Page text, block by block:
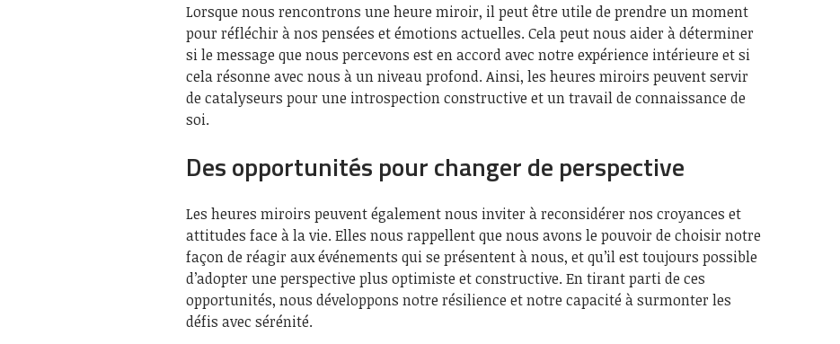
Lorsque nous rencontrons une heure miroir, il peut être utile de prendre un moment
pour réfléchir à nos pensées et émotions actuelles. Cela peut nous aider à déterminer
si le message que nous percevons est en accord avec notre expérience intérieure et si
cela résonne avec nous à un niveau profond. Ainsi, les heures miroirs peuvent servir
de catalyseurs pour une introspection constructive et un travail de connaissance de
soi.
Des opportunités pour changer de perspective
Les heures miroirs peuvent également nous inviter à reconsidérer nos croyances et
attitudes face à la vie. Elles nous rappellent que nous avons le pouvoir de choisir notre
façon de réagir aux événements qui se présentent à nous, et qu’il est toujours possible
d’adopter une perspective plus optimiste et constructive. En tirant parti de ces
opportunités, nous développons notre résilience et notre capacité à surmonter les
défis avec sérénité.